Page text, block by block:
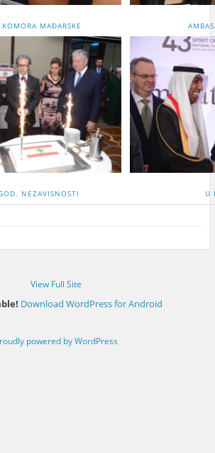
MAĐARSKE
NEZAVISNOSTI U
View Full Site
Download WordPress for Android
powered by WordPress